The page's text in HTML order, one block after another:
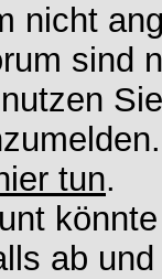
nicht
sind
tun.
ab